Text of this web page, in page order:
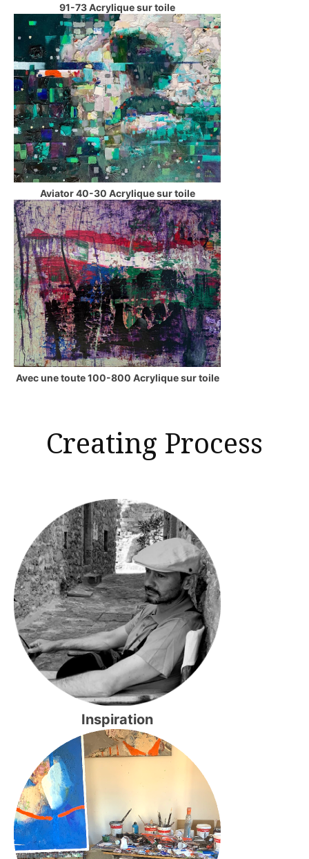
91-73 Acrylique sur toile
Aviator 40-30 Acrylique sur toile
Avec une toute 100-800 Acrylique sur toile
Creating Process
Inspiration